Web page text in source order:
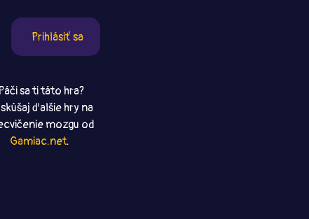
Prihlásiť sa
sa ti táto hra?
ďalšie hry na
mozgu od
Gamiac.net.